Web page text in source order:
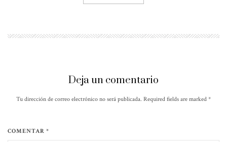
Deja un comentario
Tu dirección de correo electrónico no será publicada. Required fields are marked *
COMENTAR *